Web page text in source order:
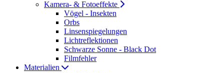
Kamera- & Fotoeffekte
Vögel - Insekten
Orbs
Linsenspiegelungen
Lichtreflektionen
Schwarze Sonne - Black Dot
Filmfehler
Materialien